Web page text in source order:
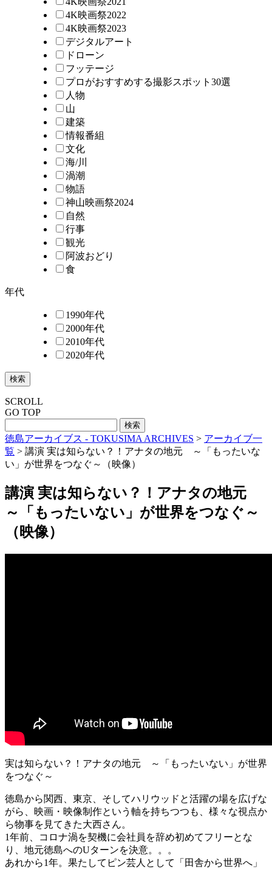
4K映画祭2022
4K映画祭2023
デジタルアート
ドローン
フッテージ
プロがおすすめする撮影スポット30選
人物
山
建築
情報番組
文化
海/川
渦潮
物語
神山映画祭2024
自然
行事
観光
阿波おどり
食
年代
1990年代
2000年代
2010年代
2020年代
検索
SCROLL
GO TOP
徳島アーカイブス - TOKUSIMA ARCHIVES > アーカイブ一
覧 > 講演 実は知らない？！アナタの地元 ～「もったいな
い」が世界をつなぐ～（映像）
講演 実は知らない？！アナタの地元
～「もったいない」が世界をつなぐ～
（映像）
実は知らない？！アナタの地元 ～「もったいない」が世界
をつなぐ～
徳島から関西、東京、そしてハリウッドと活躍の場を広げな
がら、映画・映像制作という軸を持ちつつも、様々な視点か
ら物事を見てきた大西さん。
1年前、コロナ渦を契機に会社員を辞め初めてフリーとな
り、地元徳島へのUターンを決意。。。
あれから1年。果たしてピン芸人として「田舎から世界へ」